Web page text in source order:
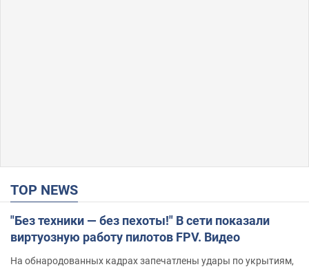
TOP NEWS
"Без техники — без пехоты!" В сети показали
виртуозную работу пилотов FPV. Видео
На обнародованных кадрах запечатлены удары по укрытиям,